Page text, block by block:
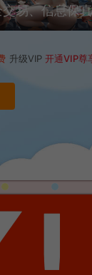
易、信息保
升级VIP 开通VIP尊